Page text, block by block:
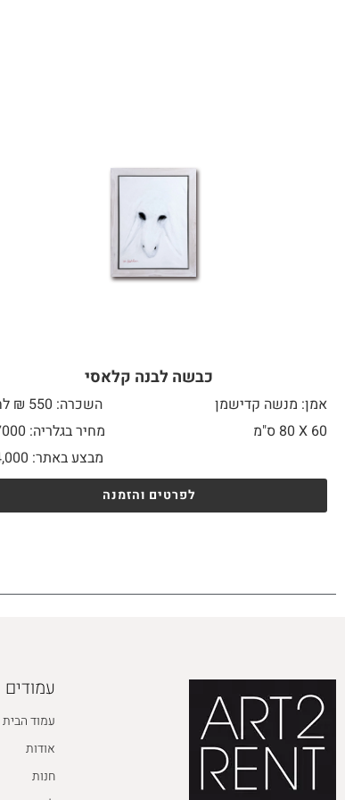
כבשה לבנה קלאסי
אמן: מנשה קדישמן
השכרה: 550 ₪ לחודש
60 X
מחיר בגלריה: 17000 ₪
מבצע באתר:
לפרטים והזמנה
עמודים
עמוד הבית
אודות
חנות